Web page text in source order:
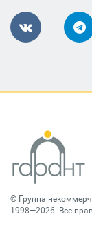
© Группа
1998—2026. Все